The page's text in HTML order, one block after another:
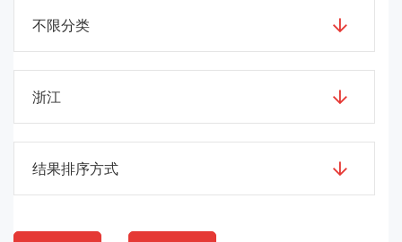
不限分类
浙江
结果排序方式